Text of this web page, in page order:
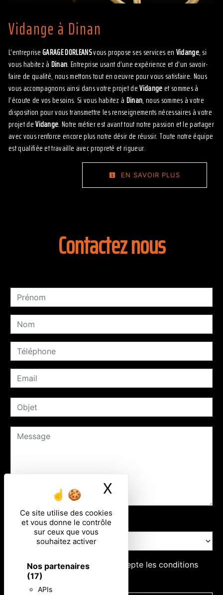
Ce site utilise des cookies
et vous donne le contrôle
sur ceux que vous
souhaitez activer
Nos partenaires
(17)
APIs
X
Vidange à Dinan
L’entrepriseGARAGE DORLEANSvous propose ses services en Vidange, si
vous habitez à Dinan. Entreprise usant d’une expérience et d’un savoir-
faire de qualité, nous mettons tout en oeuvre pour vous satisfaire. Nous
vous accompagnons ainsi dans votre projet deVidangeet sommes à
l’écoute de vos besoins. Si vous habitez à Dinan, nous sommes à votre
disposition pour vous transmettre les renseignements nécessaires à votre
projet deVidange. Notre métier est avant tout notre passion et le partager
avec vous renforce encore plus notre désir de réussir. Toute notre équipe
est qualifiée et travaille avec propreté et rigueur.
EN SAVOIR PLUS
Contactez nous
Combien font trois plus deux
En cochant cette case, j'accepte les conditions
particulières ci-dessous **